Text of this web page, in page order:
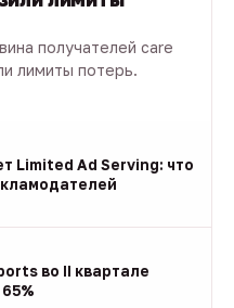
получателей care
лимиты потерь.
Limited Ad Serving: что
во II квартале